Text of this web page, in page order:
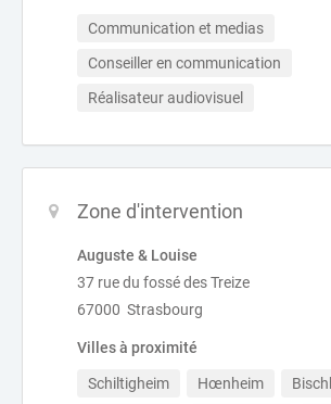
Communication et medias
Conseiller en communication
Réalisateur audiovisuel
Zone d'intervention
Auguste & Louise
37 rue du fossé des Treize
67000 Strasbourg
Villes à proximité
Schiltigheim Hœnheim